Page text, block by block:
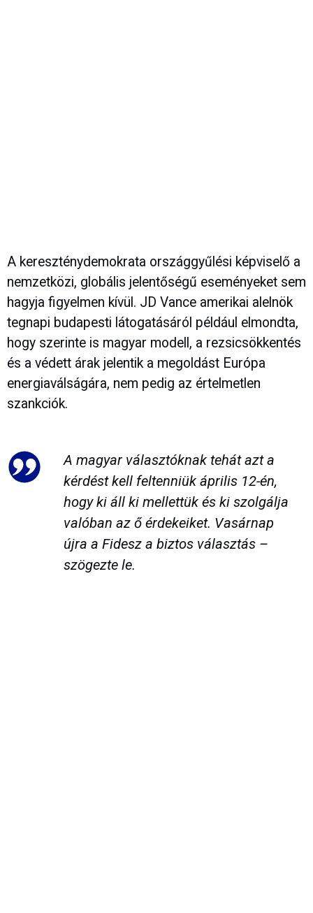
A kereszténydemokrata országgyűlési képviselő a
nemzetközi, globális jelentőségű eseményeket sem
hagyja figyelmen kívül. JD Vance amerikai alelnök
tegnapi budapesti látogatásáról például elmondta,
hogy szerinte is magyar modell, a rezsicsökkentés
és a védett árak jelentik a megoldást Európa
energiaválságára, nem pedig az értelmetlen
szankciók.
A magyar választóknak tehát azt a
kérdést kell feltenniük április 12-én,
hogy ki áll ki mellettük és ki szolgálja
valóban az ő érdekeiket. Vasárnap
újra a Fidesz a biztos választás –
szögezte le.